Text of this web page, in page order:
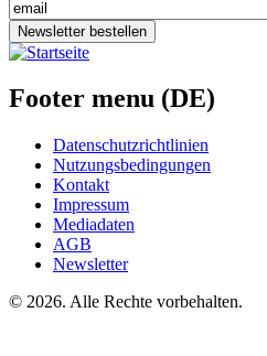
Newsletter bestellen
Footer menu (DE)
Datenschutzrichtlinien
Nutzungsbedingungen
Kontakt
Impressum
Mediadaten
AGB
Newsletter
© 2026. Alle Rechte vorbehalten.